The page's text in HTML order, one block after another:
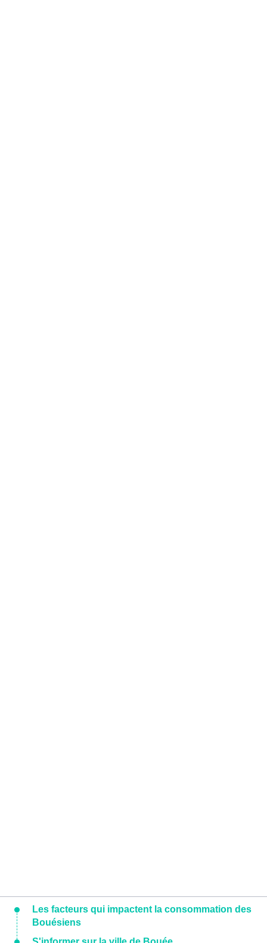
Les facteurs qui impactent la consommation des
Bouésiens